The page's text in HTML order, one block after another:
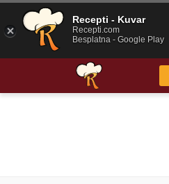
Recepti - Kuvar
Recepti.com
Besplatna - Google Play